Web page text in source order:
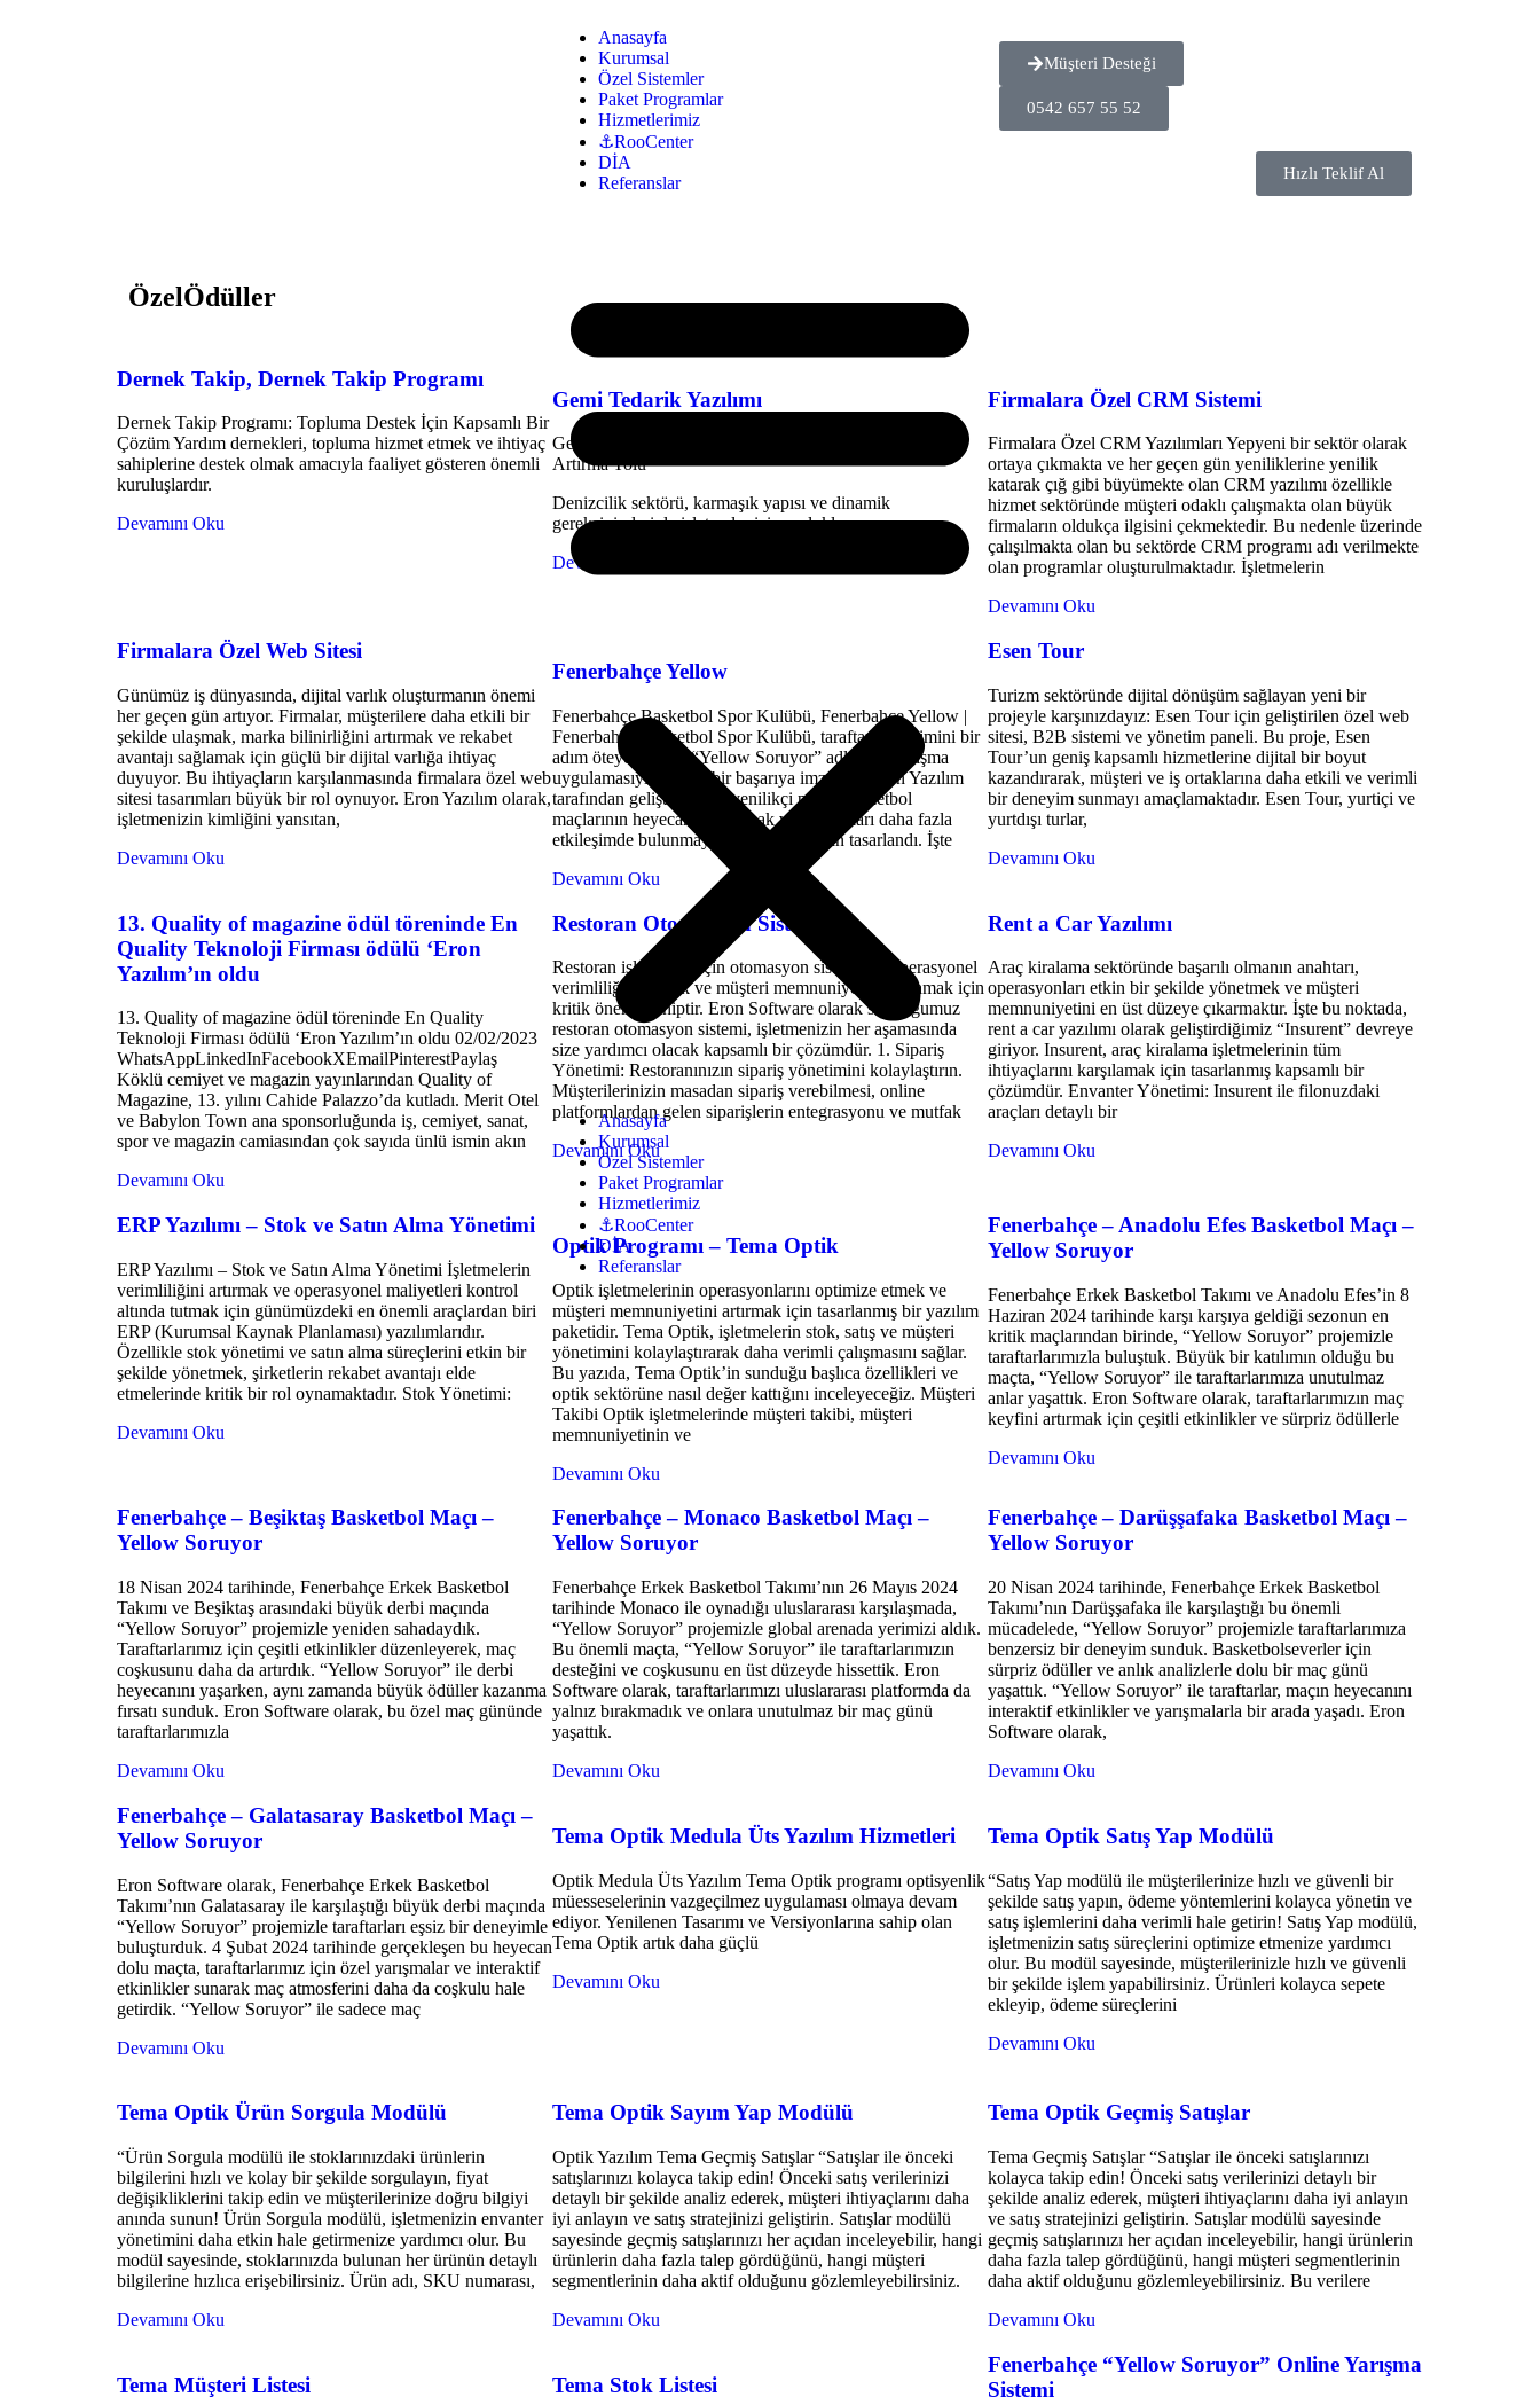
Anasayfa
Kurumsal
Özel Sistemler
Paket Programlar
Hizmetlerimiz
⚓RooCenter
DİA
Referanslar
Anasayfa
Kurumsal
Özel Sistemler
Paket Programlar
Hizmetlerimiz
⚓RooCenter
DİA
Referanslar
Müşteri Desteği
0542 657 55 52
Hızlı Teklif Al
ÖzelÖdüller
Dernek Takip, Dernek Takip Programı
Dernek Takip Programı: Topluma Destek İçin Kapsamlı Bir
Çözüm Yardım dernekleri, topluma hizmet etmek ve ihtiyaç
sahiplerine destek olmak amacıyla faaliyet gösteren önemli
kuruluşlardır.
Devamını Oku
Gemi Tedarik Yazılımı
Gemi Tedarik Yazılımı: Denizcilik Sektöründe Verimliliği
Artırma Yolu
Denizcilik sektörü, karmaşık yapısı ve dinamik
gereksinimleriyle işletmeler için zorluklar sunar.
Devamını Oku
Firmalara Özel CRM Sistemi
Firmalara Özel CRM Yazılımları Yepyeni bir sektör olarak
ortaya çıkmakta ve her geçen gün yeniliklerine yenilik
katarak çığ gibi büyümekte olan CRM yazılımı özellikle
hizmet sektöründe müşteri odaklı çalışmakta olan büyük
firmaların oldukça ilgisini çekmektedir. Bu nedenle üzerinde
çalışılmakta olan bu sektörde CRM programı adı verilmekte
olan programlar oluşturulmaktadır. İşletmelerin
Devamını Oku
Firmalara Özel Web Sitesi
Günümüz iş dünyasında, dijital varlık oluşturmanın önemi
her geçen gün artıyor. Firmalar, müşterilere daha etkili bir
şekilde ulaşmak, marka bilinirliğini artırmak ve rekabet
avantajı sağlamak için güçlü bir dijital varlığa ihtiyaç
duyuyor. Bu ihtiyaçların karşılanmasında firmalara özel web
sitesi tasarımları büyük bir rol oynuyor. Eron Yazılım olarak,
işletmenizin kimliğini yansıtan,
Devamını Oku
Fenerbahçe Yellow
Fenerbahçe Basketbol Spor Kulübü, Fenerbahçe Yellow |
Fenerbahçe Basketbol Spor Kulübü, taraftar deneyimini bir
adım öteye taşıyan “Yellow Soruyor” adlı yeni yarışma
uygulamasıyla büyük bir başarıya imza attı. Eron Yazılım
tarafından geliştirilen bu yenilikçi proje, basketbol
maçlarının heyecanını artırmak ve taraftarları daha fazla
etkileşimde bulunmaya teşvik etmek için tasarlandı. İşte
Devamını Oku
Esen Tour
Turizm sektöründe dijital dönüşüm sağlayan yeni bir
projeyle karşınızdayız: Esen Tour için geliştirilen özel web
sitesi, B2B sistemi ve yönetim paneli. Bu proje, Esen
Tour’un geniş kapsamlı hizmetlerine dijital bir boyut
kazandırarak, müşteri ve iş ortaklarına daha etkili ve verimli
bir deneyim sunmayı amaçlamaktadır. Esen Tour, yurtiçi ve
yurtdışı turlar,
Devamını Oku
13. Quality of magazine ödül töreninde En
Quality Teknoloji Firması ödülü ‘Eron
Yazılım’ın oldu
13. Quality of magazine ödül töreninde En Quality
Teknoloji Firması ödülü ‘Eron Yazılım’ın oldu 02/02/2023
WhatsAppLinkedInFacebookXEmailPinterestPaylaş
Köklü cemiyet ve magazin yayınlarından Quality of
Magazine, 13. yılını Cahide Palazzo’da kutladı. Merit Otel
ve Babylon Town ana sponsorluğunda iş, cemiyet, sanat,
spor ve magazin camiasından çok sayıda ünlü ismin akın
Devamını Oku
Restoran Otomasyon Sistemi
Restoran işletmeleri için otomasyon sistemleri, operasyonel
verimliliği artırmak ve müşteri memnuniyetini sağlamak için
kritik öneme sahiptir. Eron Software olarak sunduğumuz
restoran otomasyon sistemi, işletmenizin her aşamasında
size yardımcı olacak kapsamlı bir çözümdür. 1. Sipariş
Yönetimi: Restoranınızın sipariş yönetimini kolaylaştırın.
Müşterilerinizin masadan sipariş verebilmesi, online
platformlardan gelen siparişlerin entegrasyonu ve mutfak
Devamını Oku
Rent a Car Yazılımı
Araç kiralama sektöründe başarılı olmanın anahtarı,
operasyonları etkin bir şekilde yönetmek ve müşteri
memnuniyetini en üst düzeye çıkarmaktır. İşte bu noktada,
rent a car yazılımı olarak geliştirdiğimiz “Insurent” devreye
giriyor. Insurent, araç kiralama işletmelerinin tüm
ihtiyaçlarını karşılamak için tasarlanmış kapsamlı bir
çözümdür. Envanter Yönetimi: Insurent ile filonuzdaki
araçları detaylı bir
Devamını Oku
ERP Yazılımı – Stok ve Satın Alma Yönetimi
ERP Yazılımı – Stok ve Satın Alma Yönetimi İşletmelerin
verimliliğini artırmak ve operasyonel maliyetleri kontrol
altında tutmak için günümüzdeki en önemli araçlardan biri
ERP (Kurumsal Kaynak Planlaması) yazılımlarıdır.
Özellikle stok yönetimi ve satın alma süreçlerini etkin bir
şekilde yönetmek, şirketlerin rekabet avantajı elde
etmelerinde kritik bir rol oynamaktadır. Stok Yönetimi:
Devamını Oku
Optik Programı – Tema Optik
Optik işletmelerinin operasyonlarını optimize etmek ve
müşteri memnuniyetini artırmak için tasarlanmış bir yazılım
paketidir. Tema Optik, işletmelerin stok, satış ve müşteri
yönetimini kolaylaştırarak daha verimli çalışmasını sağlar.
Bu yazıda, Tema Optik’in sunduğu başlıca özellikleri ve
optik sektörüne nasıl değer kattığını inceleyeceğiz. Müşteri
Takibi Optik işletmelerinde müşteri takibi, müşteri
memnuniyetinin ve
Devamını Oku
Fenerbahçe – Anadolu Efes Basketbol Maçı –
Yellow Soruyor
Fenerbahçe Erkek Basketbol Takımı ve Anadolu Efes’in 8
Haziran 2024 tarihinde karşı karşıya geldiği sezonun en
kritik maçlarından birinde, “Yellow Soruyor” projemizle
taraftarlarımızla buluştuk. Büyük bir katılımın olduğu bu
maçta, “Yellow Soruyor” ile taraftarlarımıza unutulmaz
anlar yaşattık. Eron Software olarak, taraftarlarımızın maç
keyfini artırmak için çeşitli etkinlikler ve sürpriz ödüllerle
Devamını Oku
Fenerbahçe – Beşiktaş Basketbol Maçı –
Yellow Soruyor
18 Nisan 2024 tarihinde, Fenerbahçe Erkek Basketbol
Takımı ve Beşiktaş arasındaki büyük derbi maçında
“Yellow Soruyor” projemizle yeniden sahadaydık.
Taraftarlarımız için çeşitli etkinlikler düzenleyerek, maç
coşkusunu daha da artırdık. “Yellow Soruyor” ile derbi
heyecanını yaşarken, aynı zamanda büyük ödüller kazanma
fırsatı sunduk. Eron Software olarak, bu özel maç gününde
taraftarlarımızla
Devamını Oku
Fenerbahçe – Monaco Basketbol Maçı –
Yellow Soruyor
Fenerbahçe Erkek Basketbol Takımı’nın 26 Mayıs 2024
tarihinde Monaco ile oynadığı uluslararası karşılaşmada,
“Yellow Soruyor” projemizle global arenada yerimizi aldık.
Bu önemli maçta, “Yellow Soruyor” ile taraftarlarımızın
desteğini ve coşkusunu en üst düzeyde hissettik. Eron
Software olarak, taraftarlarımızı uluslararası platformda da
yalnız bırakmadık ve onlara unutulmaz bir maç günü
yaşattık.
Devamını Oku
Fenerbahçe – Darüşşafaka Basketbol Maçı –
Yellow Soruyor
20 Nisan 2024 tarihinde, Fenerbahçe Erkek Basketbol
Takımı’nın Darüşşafaka ile karşılaştığı bu önemli
mücadelede, “Yellow Soruyor” projemizle taraftarlarımıza
benzersiz bir deneyim sunduk. Basketbolseverler için
sürpriz ödüller ve anlık analizlerle dolu bir maç günü
yaşattık. “Yellow Soruyor” ile taraftarlar, maçın heyecanını
interaktif etkinlikler ve yarışmalarla bir arada yaşadı. Eron
Software olarak,
Devamını Oku
Fenerbahçe – Galatasaray Basketbol Maçı –
Yellow Soruyor
Eron Software olarak, Fenerbahçe Erkek Basketbol
Takımı’nın Galatasaray ile karşılaştığı büyük derbi maçında
“Yellow Soruyor” projemizle taraftarları eşsiz bir deneyimle
buluşturduk. 4 Şubat 2024 tarihinde gerçekleşen bu heyecan
dolu maçta, taraftarlarımız için özel yarışmalar ve interaktif
etkinlikler sunarak maç atmosferini daha da coşkulu hale
getirdik. “Yellow Soruyor” ile sadece maç
Devamını Oku
Tema Optik Medula Üts Yazılım Hizmetleri
Optik Medula Üts Yazılım Tema Optik programı optisyenlik
müesseselerinin vazgeçilmez uygulaması olmaya devam
ediyor. Yenilenen Tasarımı ve Versiyonlarına sahip olan
Tema Optik artık daha güçlü
Devamını Oku
Tema Optik Satış Yap Modülü
“Satış Yap modülü ile müşterilerinize hızlı ve güvenli bir
şekilde satış yapın, ödeme yöntemlerini kolayca yönetin ve
satış işlemlerini daha verimli hale getirin! Satış Yap modülü,
işletmenizin satış süreçlerini optimize etmenize yardımcı
olur. Bu modül sayesinde, müşterilerinizle hızlı ve güvenli
bir şekilde işlem yapabilirsiniz. Ürünleri kolayca sepete
ekleyip, ödeme süreçlerini
Devamını Oku
Tema Optik Ürün Sorgula Modülü
“Ürün Sorgula modülü ile stoklarınızdaki ürünlerin
bilgilerini hızlı ve kolay bir şekilde sorgulayın, fiyat
değişikliklerini takip edin ve müşterilerinize doğru bilgiyi
anında sunun! Ürün Sorgula modülü, işletmenizin envanter
yönetimini daha etkin hale getirmenize yardımcı olur. Bu
modül sayesinde, stoklarınızda bulunan her ürünün detaylı
bilgilerine hızlıca erişebilirsiniz. Ürün adı, SKU numarası,
Devamını Oku
Tema Optik Sayım Yap Modülü
Optik Yazılım Tema Geçmiş Satışlar “Satışlar ile önceki
satışlarınızı kolayca takip edin! Önceki satış verilerinizi
detaylı bir şekilde analiz ederek, müşteri ihtiyaçlarını daha
iyi anlayın ve satış stratejinizi geliştirin. Satışlar modülü
sayesinde geçmiş satışlarınızı her açıdan inceleyebilir, hangi
ürünlerin daha fazla talep gördüğünü, hangi müşteri
segmentlerinin daha aktif olduğunu gözlemleyebilirsiniz.
Devamını Oku
Tema Optik Geçmiş Satışlar
Tema Geçmiş Satışlar “Satışlar ile önceki satışlarınızı
kolayca takip edin! Önceki satış verilerinizi detaylı bir
şekilde analiz ederek, müşteri ihtiyaçlarını daha iyi anlayın
ve satış stratejinizi geliştirin. Satışlar modülü sayesinde
geçmiş satışlarınızı her açıdan inceleyebilir, hangi ürünlerin
daha fazla talep gördüğünü, hangi müşteri segmentlerinin
daha aktif olduğunu gözlemleyebilirsiniz. Bu verilere
Devamını Oku
Tema Müşteri Listesi Tema Stok Listesi
Fenerbahçe “Yellow Soruyor” Online Yarışma
Sistemi